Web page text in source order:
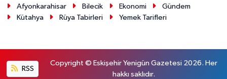
Afyonkarahisar
Bilecik Ekonomi
Gündem
Kütahya
Rüya Tabirleri Yemek Tarifleri
RSS
Copyright © Eskişehir Yenigün Gazetesi 2026. Her
hakkı saklıdır.